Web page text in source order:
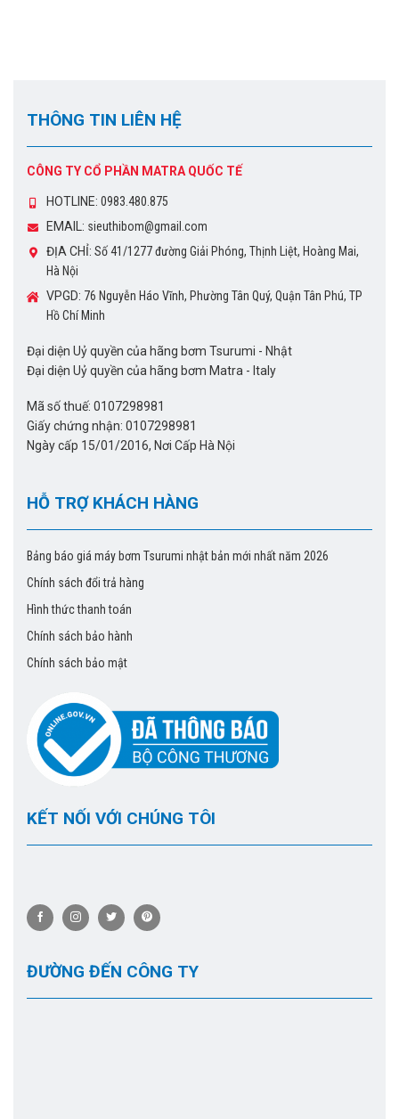
THÔNG TIN LIÊN HỆ
CÔNG TY CỔ PHẦN MATRA QUỐC TẾ
HOTLINE: 0983.480.875
EMAIL: sieuthibom@gmail.com
ĐỊA CHỈ: Số 41/1277 đường Giải Phóng, Thịnh Liệt, Hoàng Mai,
Hà Nội
VPGD: 76 Nguyễn Háo Vĩnh, Phường Tân Quý, Quận Tân Phú, TP
Hồ Chí Minh
Đại diện Uỷ quyền của hãng bơm Tsurumi - Nhật
Đại diện Uỷ quyền của hãng bơm Matra - Italy
Mã số thuế: 0107298981
Giấy chứng nhận: 0107298981
Ngày cấp 15/01/2016, Nơi Cấp Hà Nội
HỖ TRỢ KHÁCH HÀNG
Bảng báo giá máy bơm Tsurumi nhật bản mới nhất năm 2026
Chính sách đổi trả hàng
Hình thức thanh toán
Chính sách bảo hành
Chính sách bảo mật
KẾT NỐI VỚI CHÚNG TÔI
ĐƯỜNG ĐẾN CÔNG TY